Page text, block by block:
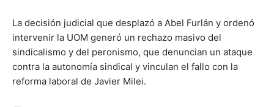
La decisión judicial que desplazó a Abel Furlán y ordenó
intervenir la UOM generó un rechazo masivo del
sindicalismo y del peronismo, que denuncian un ataque
contra la autonomía sindical y vinculan el fallo con la
reforma laboral de Javier Milei.